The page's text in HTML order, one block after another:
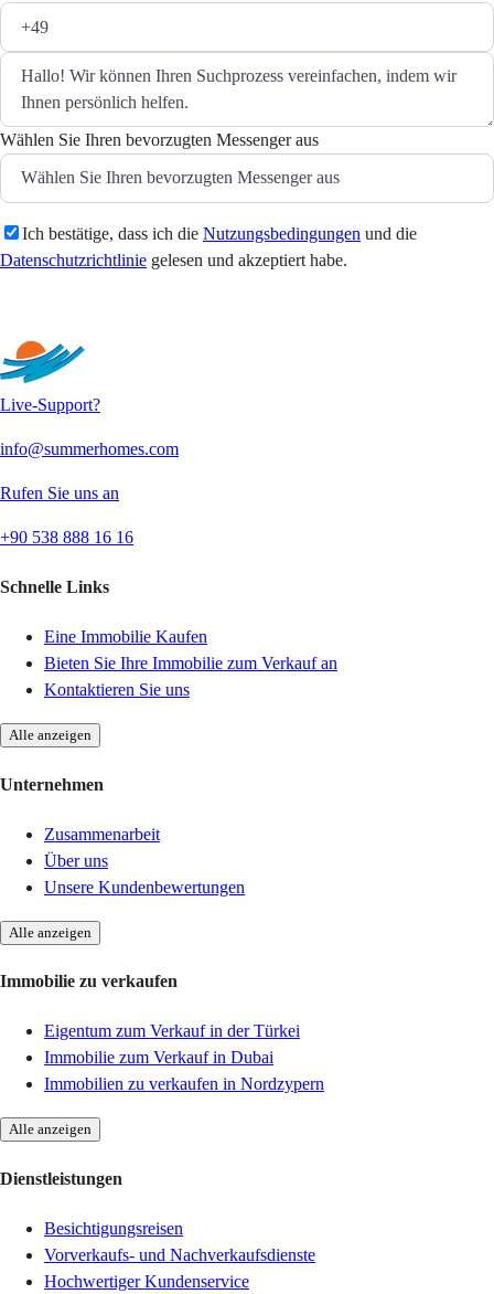
Wählen Sie Ihren bevorzugten Messenger aus
Ich bestätige, dass ich die Nutzungsbedingungen und die
Datenschutzrichtlinie gelesen und akzeptiert habe.
Live-Support?
info@summerhomes.com
Rufen Sie uns an
+90 538 888 16 16
Schnelle Links
Eine Immobilie Kaufen
Bieten Sie Ihre Immobilie zum Verkauf an
Kontaktieren Sie uns
Alle anzeigen
Unternehmen
Zusammenarbeit
Über uns
Unsere Kundenbewertungen
Alle anzeigen
Immobilie zu verkaufen
Eigentum zum Verkauf in der Türkei
Immobilie zum Verkauf in Dubai
Immobilien zu verkaufen in Nordzypern
Alle anzeigen
Dienstleistungen
Besichtigungsreisen
Vorverkaufs- und Nachverkaufsdienste
Hochwertiger Kundenservice